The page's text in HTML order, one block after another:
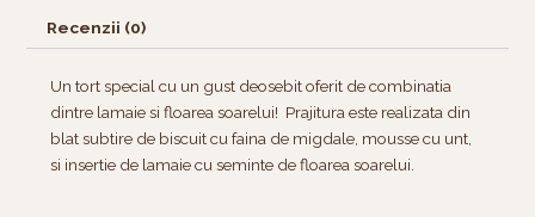
Recenzii (0)
Un tort special cu un gust deosebit oferit de combinatia
dintre lamaie si floarea soarelui! Prajitura este realizata din
blat subtire de biscuit cu faina de migdale, mousse cu unt,
si insertie de lamaie cu seminte de floarea soarelui.